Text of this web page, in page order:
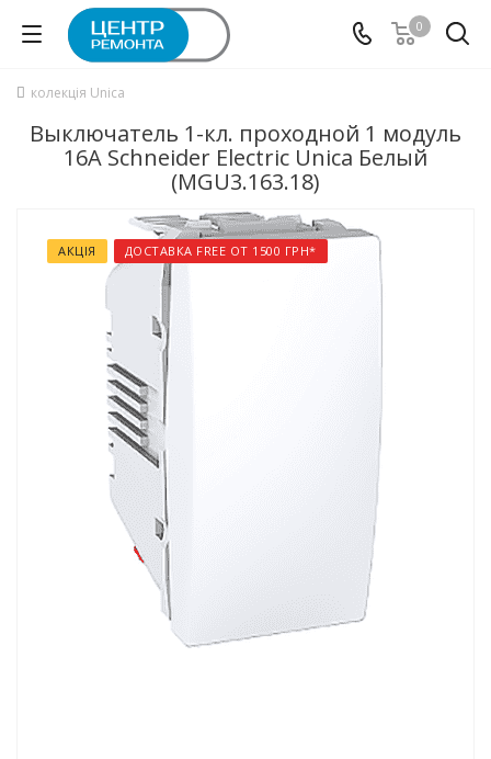
0
колекція Unica
Выключатель 1-кл. проходной 1 модуль
16А Schneider Electric Unica Белый
(MGU3.163.18)
АКЦІЯ ДОСТАВКА FREE ОТ 1500 ГРН*